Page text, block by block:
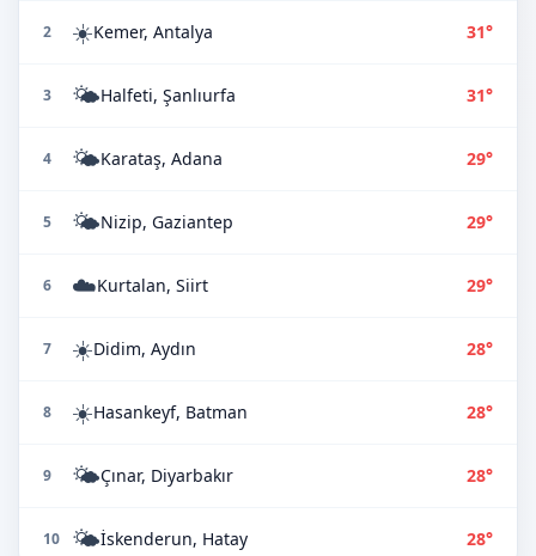
2 ☀️Kemer, Antalya 31°
3 🌤️Halfeti, Şanlıurfa 31°
4 🌤️Karataş, Adana 29°
5 🌤️Nizip, Gaziantep 29°
6 ☁️Kurtalan, Siirt 29°
7 ☀️Didim, Aydın 28°
8 ☀️Hasankeyf, Batman 28°
9 🌤️Çınar, Diyarbakır 28°
10 🌤️İskenderun, Hatay 28°